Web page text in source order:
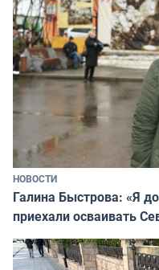
НОВОСТИ
Галина Быстрова: «Я
приехали осваивать